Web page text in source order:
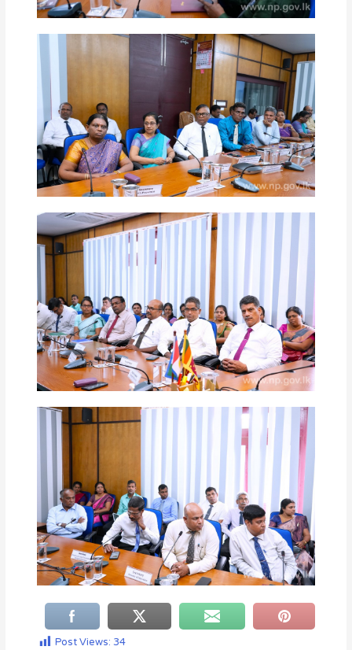
Post Views: 34